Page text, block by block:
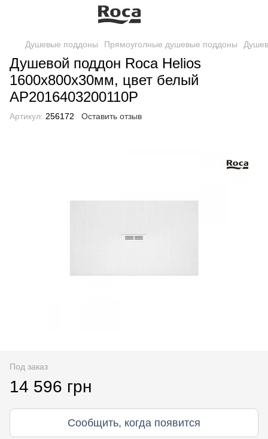
Душевые поддоны Прямоуголные душевые поддоны
Душевой поддон Roca Helios
1600х800х30мм, цвет белый
AP2016403200110P
Артикул: 256172 Оставить отзыв
Под заказ
14 596 грн
Сообщить, когда появится